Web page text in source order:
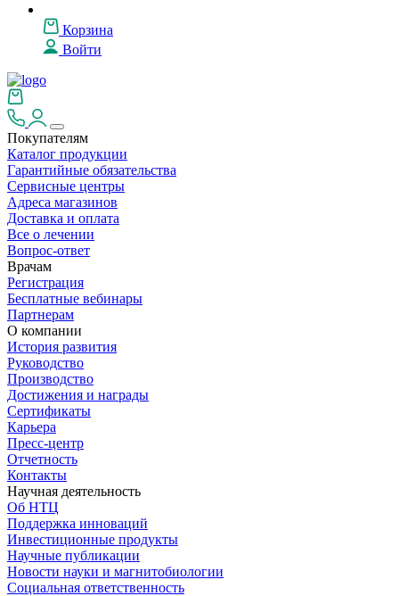
Корзина
Войти
Покупателям
Каталог продукции
Гарантийные обязательства
Сервисные центры
Адреса магазинов
Доставка и оплата
Все о лечении
Вопрос-ответ
Врачам
Регистрация
Бесплатные вебинары
Партнерам
О компании
История развития
Руководство
Производство
Достижения и награды
Сертификаты
Карьера
Пресс-центр
Отчетность
Контакты
Научная деятельность
Об НТЦ
Поддержка инноваций
Инвестиционные продукты
Научные публикации
Новости науки и магнитобиологии
Социальная ответственность